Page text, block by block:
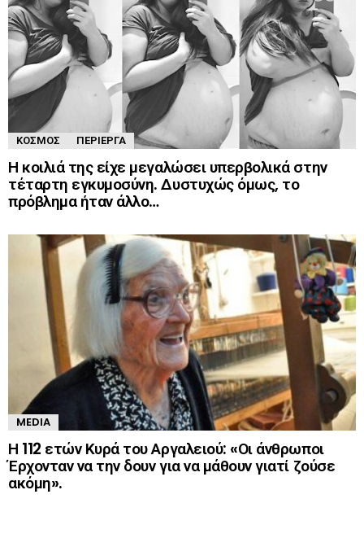
ΚΌΣΜΟΣ ΠΕΡΊΕΡΓΑ
Η κοιλιά της είχε μεγαλώσει υπερβολικά στην
τέταρτη εγκυμοσύνη. Δυστυχώς όμως, το
πρόβλημα ήταν άλλο…
MEDIA
Η 112 ετών Κυρά του Αργαλειού: «Οι άνθρωποι
Έρχονταν να την δουν για να μάθουν γιατί ζούσε
ακόμη».